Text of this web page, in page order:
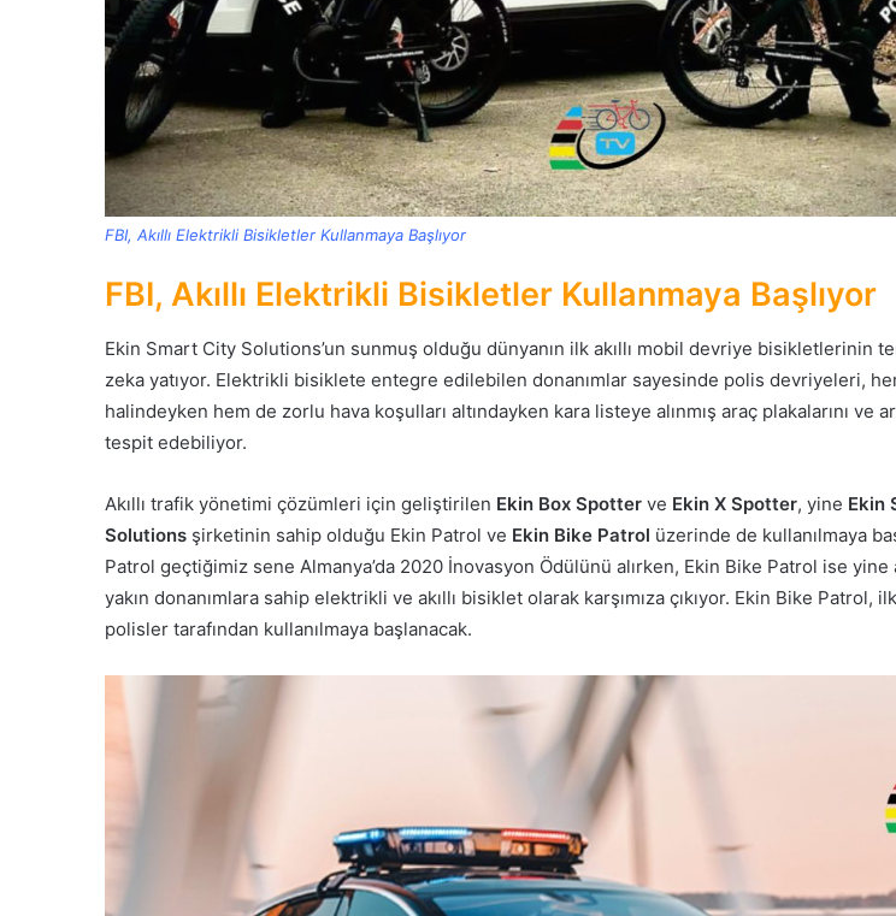
FBI, Akıllı Elektrikli Bisikletler Kullanmaya Başlıyor
FBI, Akıllı Elektrikli Bisikletler Kullanmaya Başlıyor
Ekin Smart City Solutions’un sunmuş olduğu dünyanın ilk akıllı mobil devriye bisikletlerinin
zeka yatıyor. Elektrikli bisiklete entegre edilebilen donanımlar sayesinde polis devriyeleri,
halindeyken hem de zorlu hava koşulları altındayken kara listeye alınmış araç plakalarını ve
tespit edebiliyor.
Akıllı trafik yönetimi çözümleri için geliştirilen Ekin Box Spotter ve Ekin X Spotter, yine Ekin
Solutions şirketinin sahip olduğu Ekin Patrol ve Ekin Bike Patrol üzerinde de kullanılmaya
Patrol geçtiğimiz sene Almanya’da 2020 İnovasyon Ödülünü alırken, Ekin Bike Patrol ise
yakın donanımlara sahip elektrikli ve akıllı bisiklet olarak karşımıza çıkıyor. Ekin Bike Patrol,
polisler tarafından kullanılmaya başlanacak.